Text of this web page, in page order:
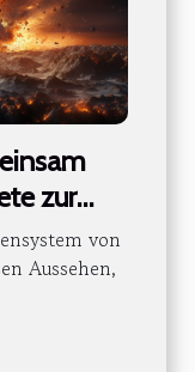
zur
von
Aussehen,